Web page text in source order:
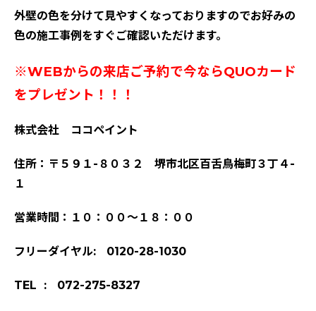
外壁の色を分けて見やすくなっておりますのでお好みの
色の施工事例をすぐご確認いただけます。
※WEBからの来店ご予約で今ならQUOカード
をプレゼント！！！
株式会社 ココペイント
住所：〒５９１-８０３２ 堺市北区百舌鳥梅町３丁４-
１
営業時間：１０：００～１８：００
フリーダイヤル: 0120-28-1030
TEL : 072-275-8327